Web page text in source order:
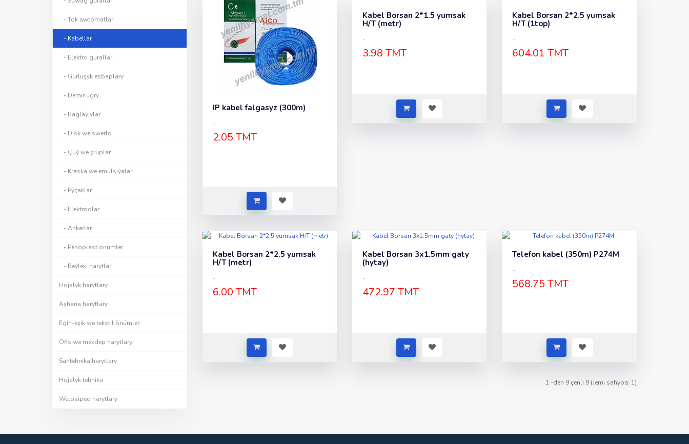
- Tok awtomatlar
- Kabellar
- Elektro gurallar
- Gurluşyk esbaplary
- Demir ugry
- Baglaýjylar
- Disk we swerlo
- Çüý we şruplar
- Kraska we emulsiýalar
- Pyçaklar
- Elektrodlar
- Ankerlar
- Penoplast önümler
- Beýleki harytlar
Hojalyk harytlary
Aşhana harytlary
Egin-eşik we tekstil önümler
Ofis we mekdep harytlary
Santehnika harytlary
Hojalyk tehnika
Welosiped harytlary
IP kabel falgasyz (300m)
..
2.05 TMT
Kabel Borsan 2*1.5 yumsak
H/T (metr)
..
3.98 TMT
Kabel Borsan 2*2.5 yumsak
H/T (1top)
..
604.01 TMT
Kabel Borsan 2*2.5 yumsak
H/T (metr)
..
6.00 TMT
Kabel Borsan 3x1.5mm gaty
(hytay)
..
472.97 TMT
Telefon kabel (350m) P274M
..
568.75 TMT
1 -den 9 çenli 9 (Jemi sahypa: 1)